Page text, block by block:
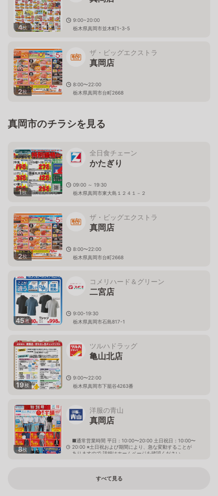
4枚
9:00~20:00
栃木県真岡市並木町1-3-5
2枚
ザ・ビッグエクストラ
真岡店
8:00〜22:00
栃木県真岡市台町2668
真岡市のチラシを見る
1枚
全日食チェーン
かたぎり
09:00 ～ 19:30
栃木県真岡市東大島１２４１－２
2枚
ザ・ビッグエクストラ
真岡店
8:00〜22:00
栃木県真岡市台町2668
45枚
コメリハード＆グリーン
二宮店
9:00-19:30
栃木県真岡市石島817-1
19枚
ツルハドラッグ
亀山北店
9:00〜22:00
栃木県真岡市下籠谷4263番
8枚
洋服の青山
真岡店
■通常営業時間 平日：10:00〜20:00 土日祝日：10:00〜
20:00 ※土日祝および期間により、急な変動することが
ありますので 詳細はホームページを確認ください
すべて見る